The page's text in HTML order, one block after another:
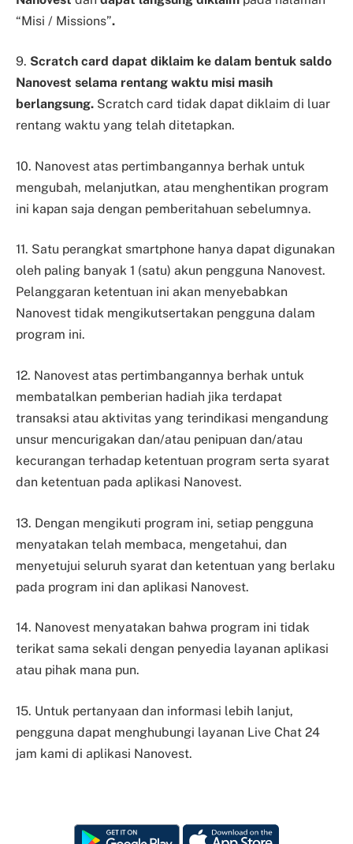
“Misi / Missions”.
9. Scratch card dapat diklaim ke dalam bentuk saldo
Nanovest selama rentang waktu misi masih
berlangsung. Scratch card tidak dapat diklaim di luar
rentang waktu yang telah ditetapkan.
10. Nanovest atas pertimbangannya berhak untuk
mengubah, melanjutkan, atau menghentikan program
ini kapan saja dengan pemberitahuan sebelumnya.
11. Satu perangkat smartphone hanya dapat digunakan
oleh paling banyak 1 (satu) akun pengguna Nanovest.
Pelanggaran ketentuan ini akan menyebabkan
Nanovest tidak mengikutsertakan pengguna dalam
program ini.
12. Nanovest atas pertimbangannya berhak untuk
membatalkan pemberian hadiah jika terdapat
transaksi atau aktivitas yang terindikasi mengandung
unsur mencurigakan dan/atau penipuan dan/atau
kecurangan terhadap ketentuan program serta syarat
dan ketentuan pada aplikasi Nanovest.
13. Dengan mengikuti program ini, setiap pengguna
menyatakan telah membaca, mengetahui, dan
menyetujui seluruh syarat dan ketentuan yang berlaku
pada program ini dan aplikasi Nanovest.
14. Nanovest menyatakan bahwa program ini tidak
terikat sama sekali dengan penyedia layanan aplikasi
atau pihak mana pun.
15. Untuk pertanyaan dan informasi lebih lanjut,
pengguna dapat menghubungi layanan Live Chat 24
jam kami di aplikasi Nanovest.